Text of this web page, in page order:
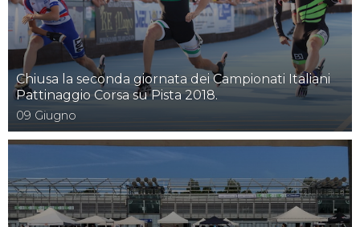
Chiusa la seconda giornata dei Campionati Italiani
Pattinaggio Corsa su Pista 2018.
09 Giugno